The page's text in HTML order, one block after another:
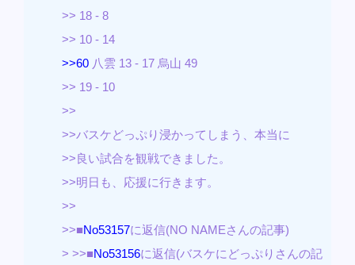
>> 18 - 8
>> 10 - 14
>>60 八雲 13 - 17 烏山 49
>> 19 - 10
>>
>>バスケどっぷり浸かってしまう、本当に
>>良い試合を観戦できました。
>>明日も、応援に行きます。
>>
>>■No53157に返信(NO NAMEさんの記事)
> >>■No53156に返信(バスケにどっぷりさんの記